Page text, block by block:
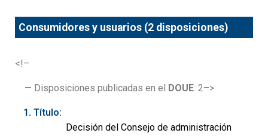
Consumidores y usuarios (2 disposiciones)
<!–
— Disposiciones publicadas en el DOUE: 2–>
Título:
Decisión del Consejo de administración